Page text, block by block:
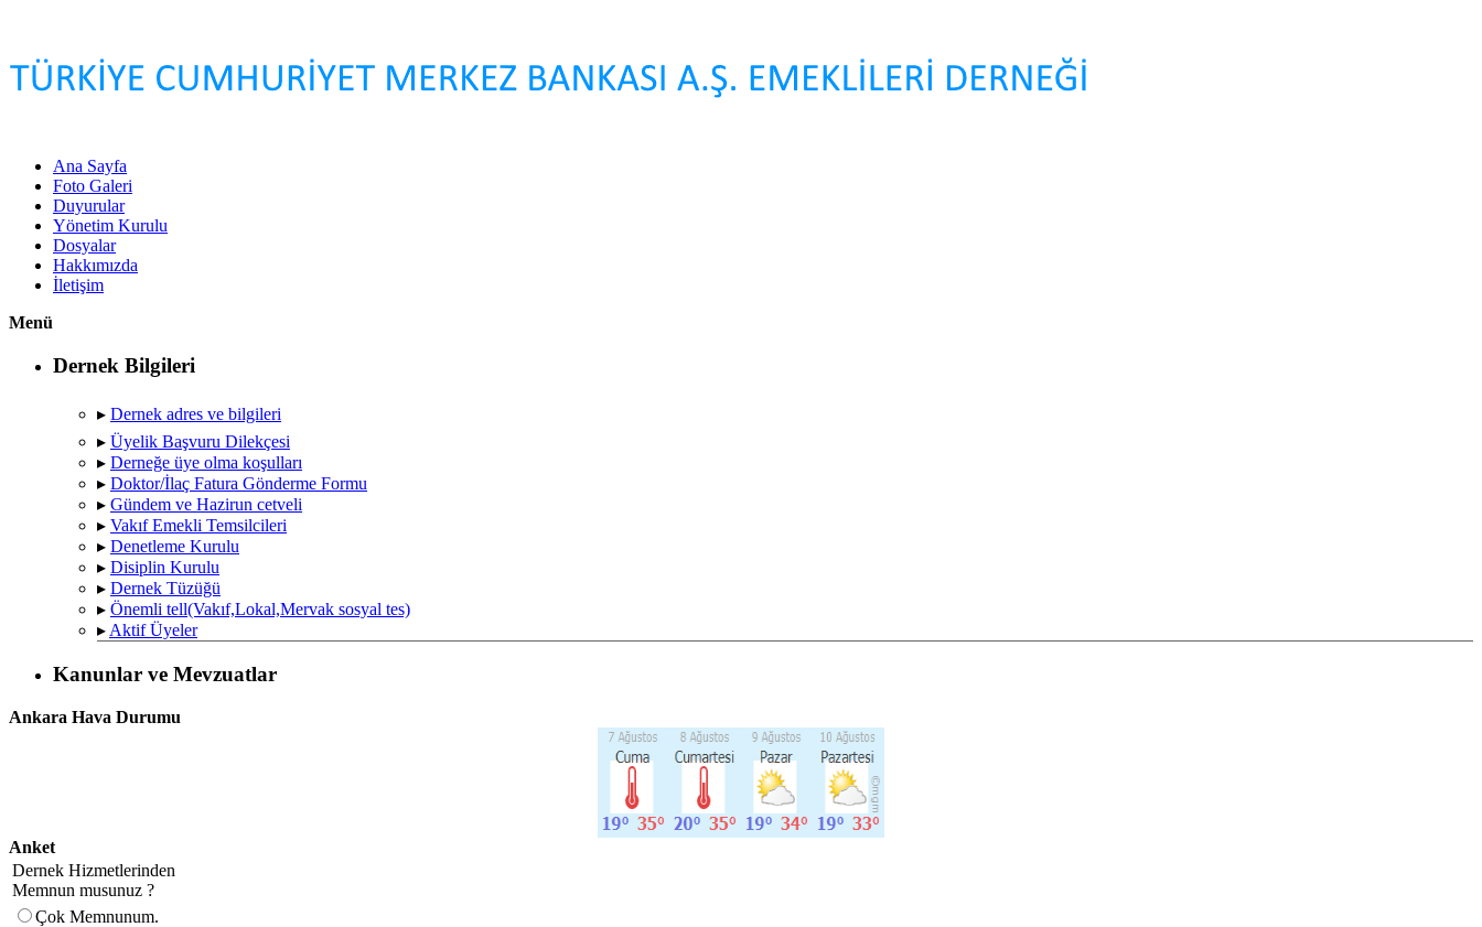
Ana Sayfa
Foto Galeri
Duyurular
Yönetim Kurulu
Dosyalar
Hakkımızda
İletişim
Menü
Dernek Bilgileri
▸ Dernek adres ve bilgileri
▸ Üyelik Başvuru Dilekçesi
▸ Derneğe üye olma koşulları
▸ Doktor/İlaç Fatura Gönderme Formu
▸ Gündem ve Hazirun cetveli
▸ Vakıf Emekli Temsilcileri
▸ Denetleme Kurulu
▸ Disiplin Kurulu
▸ Dernek Tüzüğü
▸ Önemli tell(Vakıf,Lokal,Mervak sosyal tes)
▸Aktif Üyeler
Kanunlar ve Mevzuatlar
Ankara Hava Durumu
Anket
Dernek Hizmetlerinden
Memnun musunuz ?
Çok Memnunum.